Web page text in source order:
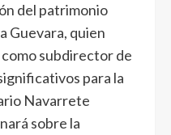
del patrimonio
Guevara, quien
subdirector de
para la
Navarrete
sobre la